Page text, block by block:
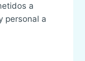
a
personal a